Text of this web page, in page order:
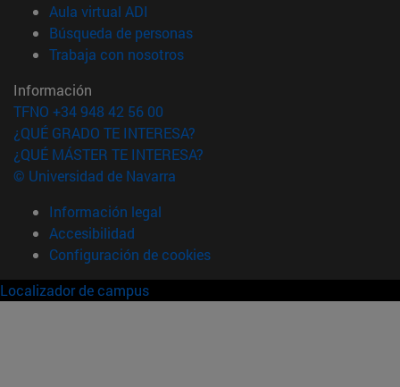
Aula virtual ADI
Búsqueda de personas(abre en nueva ventana)
Trabaja con nosotros(abre en nueva ventana)
Información
TFNO +34 948 42 56 00
¿QUÉ GRADO TE INTERESA?
¿QUÉ MÁSTER TE INTERESA?
© Universidad de Navarra
Información legal
Accesibilidad
Configuración de cookies
Localizador de campus